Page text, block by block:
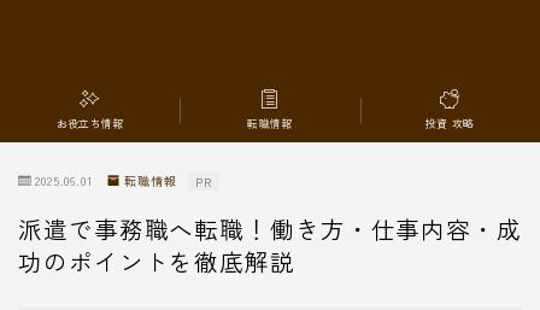
お役立ち情報 転職情報 投資 攻略
2025.06.01 転職情報 PR
派遣で事務職へ転職！働き方・仕事内容・成
功のポイントを徹底解説